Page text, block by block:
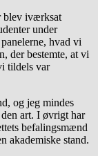
blev iværksat
under
hvad vi
der bestemte, at vi
tildels var
og jeg mindes
art. I øvrigt har
befalingsmænd
akademiske stand.